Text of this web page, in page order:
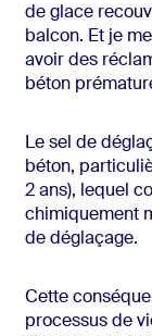
de glace
balcon. Et je
avoir des
béton
Le sel de
béton,
2 ans), lequel
chimiquement
de déglaçage.
Cette
processus de